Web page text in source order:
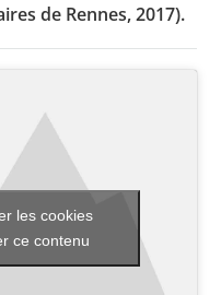
publiés
de Rennes, 2017).
les cookies
ce contenu